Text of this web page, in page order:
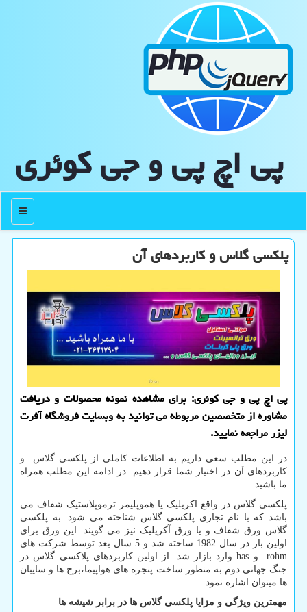
پی اچ پی و جی كوئری
منو
پلکسی گلاس و کاربردهای آن
پی اچ پی و جی کوئری: برای مشاهده نمونه محصولات و دریافت
مشاوره از متخصصین مربوطه می توانید به وبسایت فروشگاه آفرت
لیزر مراجعه نمایید.
در این مطلب سعی داریم به اطلاعات کاملی از پلکسی گلاس و
کاربردهای آن در اختیار شما قرار دهیم. در ادامه این مطلب همراه
ما باشید.
پلکسی گلاس در واقع اکریلیک یا هموپلیمر ترموپلاستیک شفاف می
باشد که با نام تجاری پلکسی گلاس شناخته می شود. به پلکسی
گلاس ورق شفاف و یا ورق آکریلیک نیز می گویند. این ورق برای
اولین بار در سال 1982 ساخته شد و 5 سال بعد توسط شرکت های
rohm و hasوارد بازار شد. از اولین کاربردهای پلاکسی گلاس در
جنگ جهانی دوم به منظور ساخت پنجره های هواپیما،برج ها و سایبان
ها میتوان اشاره نمود.
مهمترین ویژگی و مزایا پلکسی گلاس ها در برابر شیشه ها